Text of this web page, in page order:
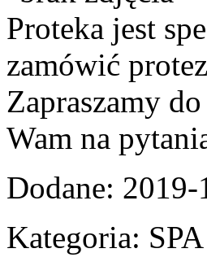
Proteka jest
zamówić
Zapraszamy
Wam na
Dodane: 2019-
Kategoria: